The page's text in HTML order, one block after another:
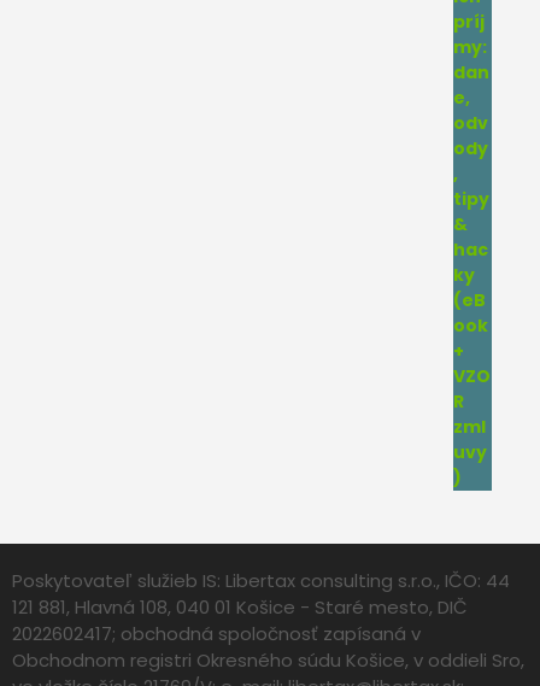
Poskytovateľ služieb IS: Libertax consulting s.r.o., IČO: 44
121 881, Hlavná 108, 040 01 Košice - Staré mesto, DIČ
2022602417; obchodná spoločnosť zapísaná v
Obchodnom registri Okresného súdu Košice, v oddieli Sro,